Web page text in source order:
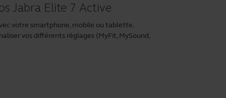
Jabra Elite 7 Active
votre smartphone, mobile ou tablette.
vos différents réglages (MyFit, MySound,